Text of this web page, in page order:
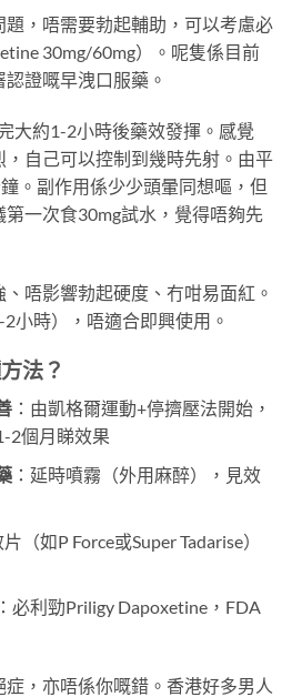
，唔需要勃起輔助，可以考慮必
30mg/60mg）。呢隻係目前
證嘅早洩口服藥。
大約1-2小時後藥效發揮。感覺
自己可以控制到幾時先射。由平
。副作用係少少頭暈同想嘔，但
一次食30mg試水，覺得唔夠先
唔影響勃起硬度、冇咁易面紅。
小時），唔適合即興使用。
法？
：由凱格爾運動+停擠壓法開始，
2個月睇效果
：延時噴霧（外用麻醉），見效
（如P Force或Super Tadarise）
必利勁Priligy Dapoxetine，FDA
，亦唔係你嘅錯。香港好多男人